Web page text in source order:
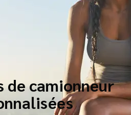
de camionneur